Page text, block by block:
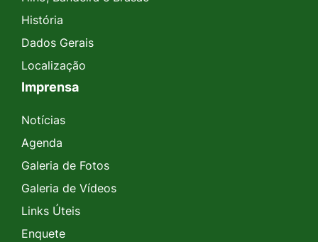
História
Dados Gerais
Localização
Imprensa
Notícias
Agenda
Galeria de Fotos
Galeria de Vídeos
Links Úteis
Enquete